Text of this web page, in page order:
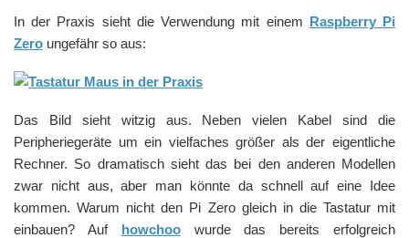
In der Praxis sieht die Verwendung mit einem Raspberry Pi
Zero ungefähr so aus:
Das Bild sieht witzig aus. Neben vielen Kabel sind die
Peripheriegeräte um ein vielfaches größer als der eigentliche
Rechner. So dramatisch sieht das bei den anderen Modellen
zwar nicht aus, aber man könnte da schnell auf eine Idee
kommen. Warum nicht den Pi Zero gleich in die Tastatur mit
einbauen? Auf howchoowurde das bereits erfolgreich